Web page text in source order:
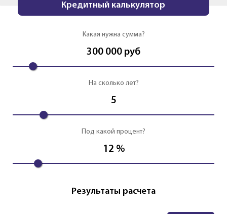
Кредитный калькулятор
Какая нужна сумма?
300 000 руб
На сколько лет?
5
Под какой процент?
12 %
Результаты расчета